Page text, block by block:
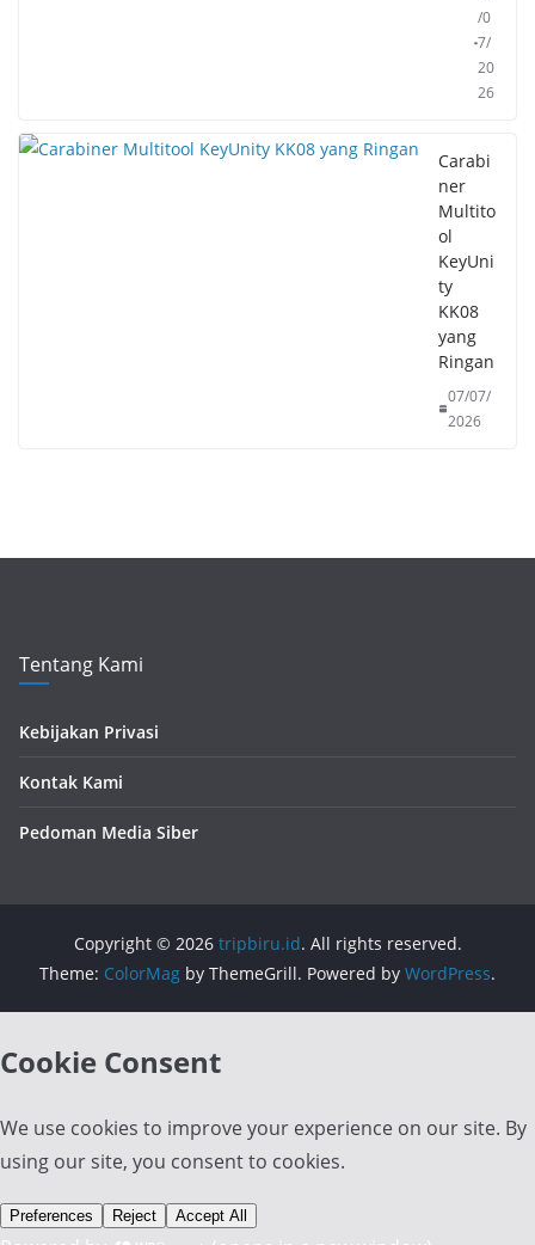
/0
7/
20
26
Carabi
ner
Multito
ol
KeyUni
ty
KK08
yang
Ringan
07/07/
2026
Tentang Kami
Kebijakan Privasi
Kontak Kami
Pedoman Media Siber
Copyright © 2026 tripbiru.id. All rights reserved.
Theme: ColorMag by ThemeGrill. Powered by WordPress.